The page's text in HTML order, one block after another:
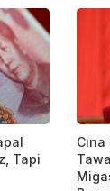
Tapi
Cina